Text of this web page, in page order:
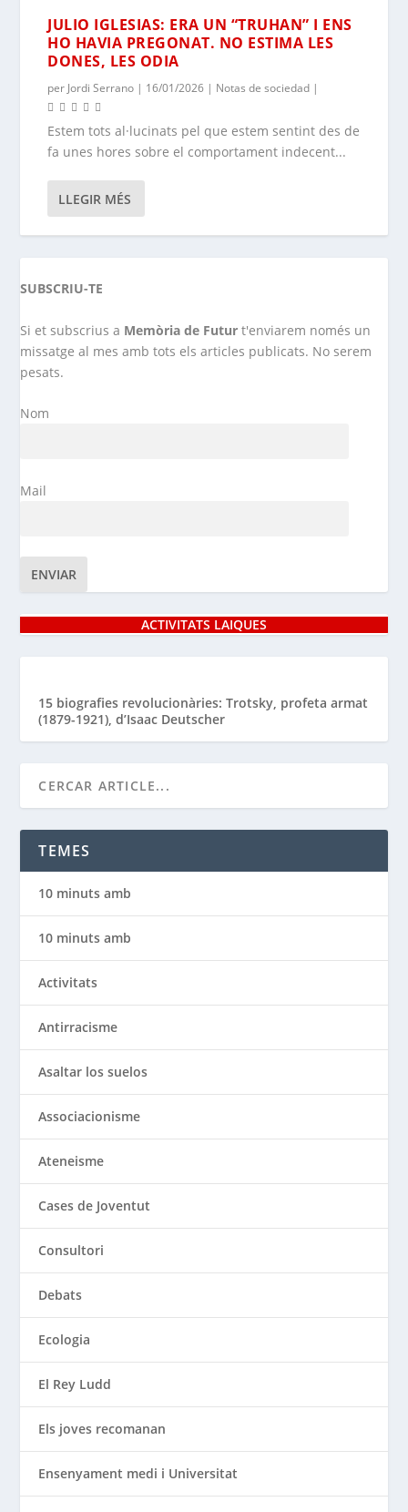
JULIO IGLESIAS: ERA UN “TRUHAN” I ENS
HO HAVIA PREGONAT. NO ESTIMA LES
DONES, LES ODIA
per Jordi Serrano | 16/01/2026 | Notas de sociedad |
Estem tots al·lucinats pel que estem sentint des de
fa unes hores sobre el comportament indecent...
LLEGIR MÉS
SUBSCRIU-TE
Si et subscrius a Memòria de Futur t'enviarem només un
missatge al mes amb tots els articles publicats. No serem
pesats.
Nom
Mail
ACTIVITATS LAIQUES
15 biografies revolucionàries: Trotsky, profeta armat
(1879-1921), d’Isaac Deutscher
TEMES
10 minuts amb
10 minuts amb
Activitats
Antirracisme
Asaltar los suelos
Associacionisme
Ateneisme
Cases de Joventut
Consultori
Debats
Ecologia
El Rey Ludd
Els joves recomanan
Ensenyament medi i Universitat